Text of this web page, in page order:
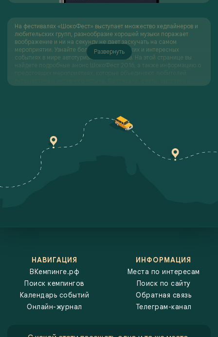
Развернуть
На фестивалях «ШокоФест» выступает множество хедлайнеров и
любительских групп, разнообразие хорошей музыки поражает
воображение и ни на секунду не дает заскучать на самом
мероприятии. Узнайте больше о самых ярких и интересных
событиях в мире автотуризма и кемпингов. На этой странице вы
найдете подробные анонс ШокоФест 2016, а также информацию о
и какие интересные спикеры и компании примут участие.
Например, на слётах автопутешественников вы сможете
познакомиться с единомышленниками, обменяться опытом и
обсудить лучшие маршруты. На выставках будут представлены
новинки в мире автодомов и кемперов, а также различное
оборудование и аксессуары для комфортного отдыха на природе.
Фестивали подарят массу впечатлений, ведь здесь можно не
только узнать что-то новое, но и весело провести время в кругу
таких же увлечённых людей. Мы стремимся сделать так, чтобы вы
помогут вам разнообразить свои путешествия и получить новый
опыт. Независимо от того, интересуетесь ли вы новинками рынка
автодомов, хотите принять участие в крупных фестивалях или
просто ищете компанию для очередного путешествия, наш
календарь событий станет вашим надёжным гидом по самым
увлекательным и полезным мероприятиям в сфере автотуризма и
кемпинга.
НАВИГАЦИЯ
ВКемпинге.рф
Поиск кемпингов
Календарь событий
Онлайн-журнал
ИНФОРМАЦИЯ
Места по интересам
Поиск по сайту
Обратная связь
Телеграм-канал